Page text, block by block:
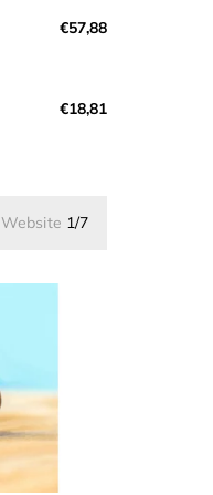
€57,88
€18,81
Website 1/7